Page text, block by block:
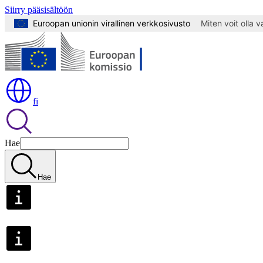
Siirry pääsisältöön
Euroopan unionin virallinen verkkosivusto
Miten voit olla
fi
Hae
Hae